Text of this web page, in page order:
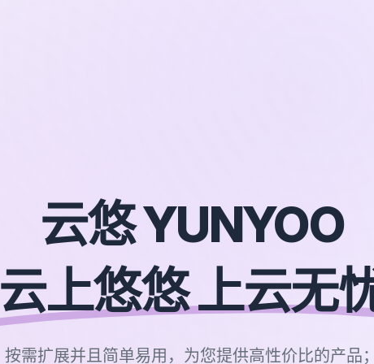
云悠 YUNYOO
云上悠悠 上云无
按需扩展并且简单易用，为您提供高性价比的产品